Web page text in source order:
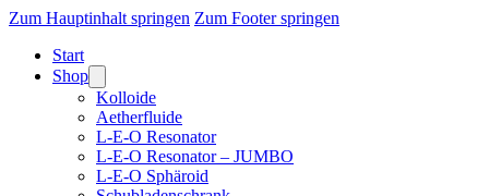
Zum Hauptinhalt springen Zum Footer springen
Start
Shop
Kolloide
Aetherfluide
L-E-O Resonator
L-E-O Resonator – JUMBO
L-E-O Sphäroid